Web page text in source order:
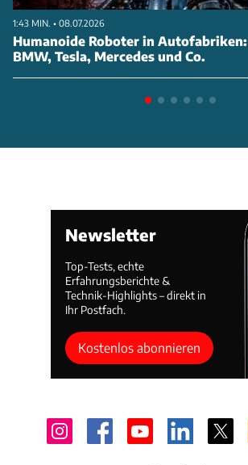
1:43 MIN. • 08.07.2026
Humanoide Roboter in Autofabriken:
BMW, Tesla, Mercedes und Co.
Newsletter
Top-Tests, echte
Erfahrungsberichte &
Technik-Highlights – direkt in
Ihr Postfach.
Kostenlos abonnieren